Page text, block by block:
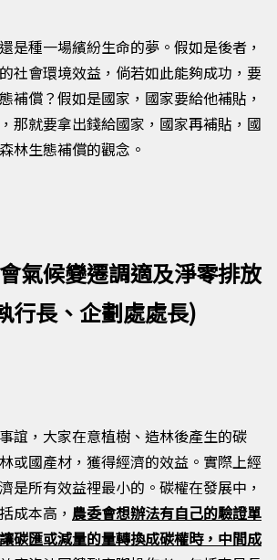
是種一場繽紛生命的夢。假如是後者，
社會環境效益，倘若如此能夠成功，要
補償？假如是國家，國家要給他補貼，
那就要拿出錢給國家，國家再補貼，國
林生態補償的觀念。
氣候變遷調適及淨零排放
行長、企劃處處長)
誼，大家在意植樹、造林後產生的碳
或國產材，獲得經濟的效益。實際上經
是所有效益裡最小的。碳權在發展中，
成本高， 農委會想辦法有自己的驗證單
碳匯或減量的量轉換成碳權時，中間成